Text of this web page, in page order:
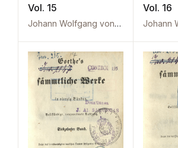
Vol. 15
Johann Wolfgang von Goethe
Vol. 16